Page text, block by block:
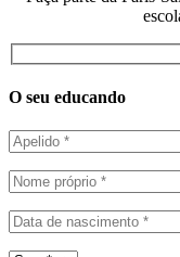
O seu educando